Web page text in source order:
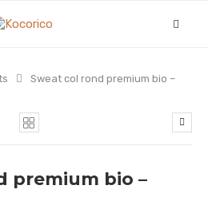
Sweat col rond premium bio –
premium bio –